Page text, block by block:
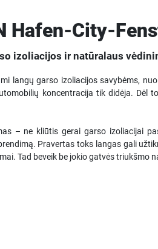
Hafen-City-
izoliacijos ir natūralaus
langų garso izoliacijos savybėms,
koncentracija tik didėja. Dėl
– ne kliūtis gerai garso izoliacijai
Pravertas toks langas gali
Tad beveik be jokio gatvės triukšmo